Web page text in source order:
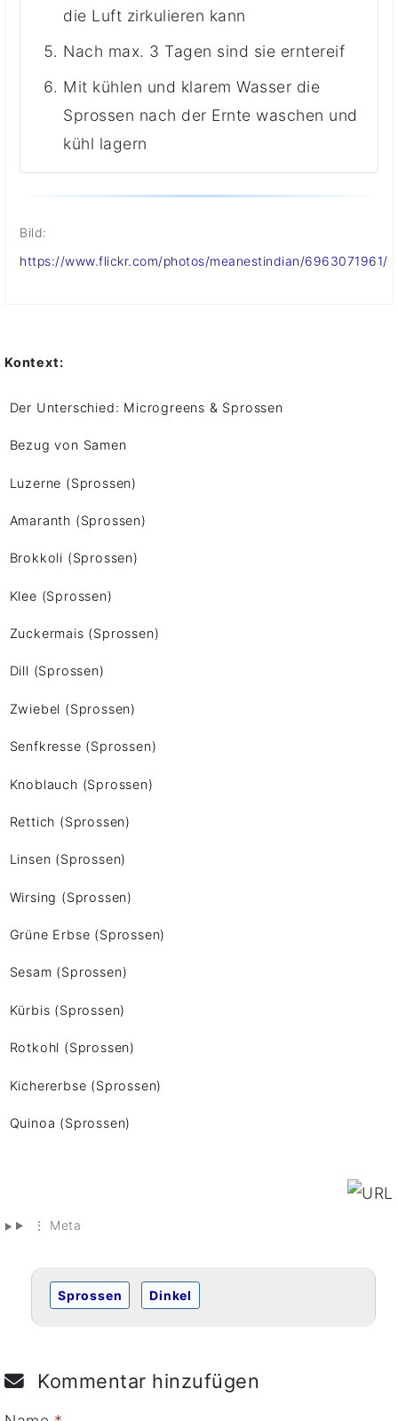
die Luft zirkulieren kann
Nach max. 3 Tagen sind sie erntereif
Mit kühlen und klarem Wasser die
Sprossen nach der Ernte waschen und
kühl lagern
Bild:
https://www.flickr.com/photos/meanestindian/6963071961/
Kontext:
Der Unterschied: Microgreens & Sprossen
Bezug von Samen
Luzerne (Sprossen)
Amaranth (Sprossen)
Brokkoli (Sprossen)
Klee (Sprossen)
Zuckermais (Sprossen)
Dill (Sprossen)
Zwiebel (Sprossen)
Senfkresse (Sprossen)
Knoblauch (Sprossen)
Rettich (Sprossen)
Linsen (Sprossen)
Wirsing (Sprossen)
Grüne Erbse (Sprossen)
Sesam (Sprossen)
Kürbis (Sprossen)
Rotkohl (Sprossen)
Kichererbse (Sprossen)
Quinoa (Sprossen)
⋮ Meta
Sprossen Dinkel
Kommentar hinzufügen